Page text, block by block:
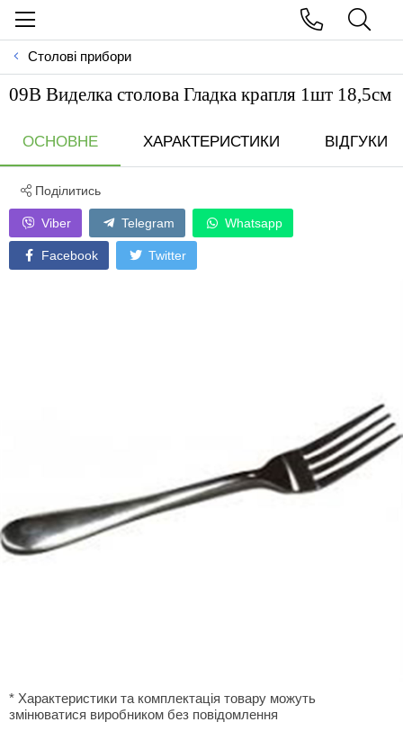
Столові прибори
09В Виделка столова Гладка крапля 1шт 18,5см
ОСНОВНЕ ХАРАКТЕРИСТИКИ ВІДГУКИ
Поділитись
Viber Telegram Whatsapp
Facebook Twitter
* Характеристики та комплектація товару можуть
змінюватися виробником без повідомлення